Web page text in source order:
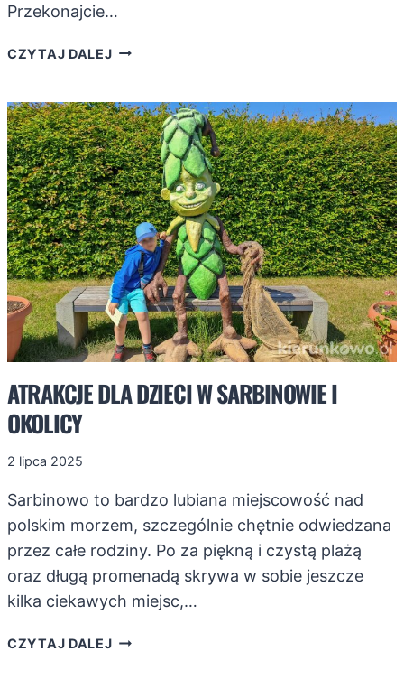
Przekonajcie…
CZYTAJ DALEJBAŁTYCKI
DOOKOŁA
BAŁTYKU
W
45
MINUT!
ATRAKCJE DLA DZIECI W SARBINOWIE I
OKOLICY
2 lipca 2025
Sarbinowo to bardzo lubiana miejscowość nad
polskim morzem, szczególnie chętnie odwiedzana
przez całe rodziny. Po za piękną i czystą plażą
oraz długą promenadą skrywa w sobie jeszcze
kilka ciekawych miejsc,…
CZYTAJ DALEJATRAKCJE